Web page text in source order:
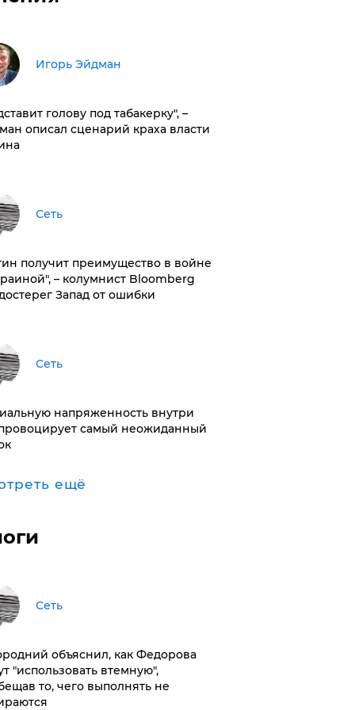
Игорь Эйдман
голову под табакерку", –
описал сценарий краха власти
Сеть
получит преимущество в войне
– колумнист Bloomberg
Запад от ошибки
Сеть
напряженность внутри
самый неожиданный
ещё
Сеть
объяснил, как Федорова
"использовать втемную",
то, чего выполнять не